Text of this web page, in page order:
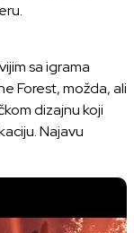
sa igrama
Forest, možda, ali
dizajnu koji
Najavu